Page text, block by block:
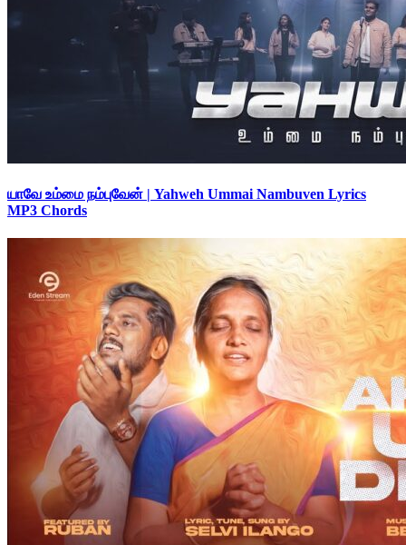
யாவே உம்மை நம்புவேன் | Yahweh Ummai Nambuven Lyrics
MP3 Chords